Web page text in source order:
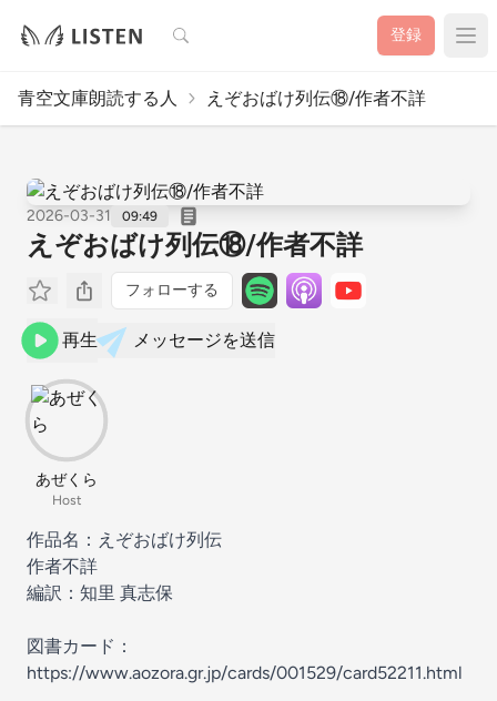
検索 登録
青空文庫朗読する人 えぞおばけ列伝⑱/作者不詳
2026-03-31 09:49
えぞおばけ列伝⑱/作者不詳
フォローする
再生 メッセージを送信
あぜくら
Host
作品名：えぞおばけ列伝
作者不詳
編訳：知里 真志保
図書カード：
https://www.aozora.gr.jp/cards/001529/card52211.html